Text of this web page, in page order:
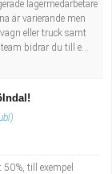
lagermedarbetare
är varierande men
eller truck samt
bidrar du till e...
till exempel